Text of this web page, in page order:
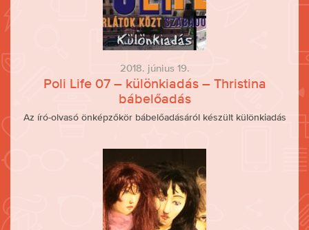
2018. június 19.
Poli Life 07 – különkiadás – Thristina
bábelőadás
Az író-olvasó önképzőkör bábelőadásáról készült különkiadás